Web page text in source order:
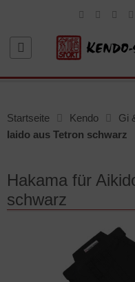
Startseite Kendo Gi
Iaido aus Tetron schwarz
Hakama für
schwarz